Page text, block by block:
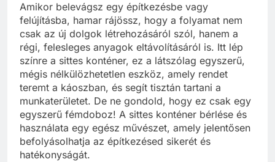
Amikor belevágsz egy építkezésbe vagy
felújításba, hamar rájössz, hogy a folyamat nem
csak az új dolgok létrehozásáról szól, hanem a
régi, felesleges anyagok eltávolításáról is. Itt lép
színre a sittes konténer, ez a látszólag egyszerű,
mégis nélkülözhetetlen eszköz, amely rendet
teremt a káoszban, és segít tisztán tartani a
munkaterületet. De ne gondold, hogy ez csak egy
egyszerű fémdoboz! A sittes konténer bérlése és
használata egy egész művészet, amely jelentősen
befolyásolhatja az építkezésed sikerét és
hatékonyságát.